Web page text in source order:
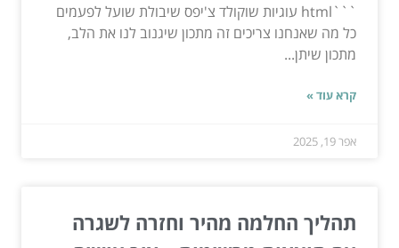
```html עוגיות שוקולד צ'יפס שיבולת שועל לפעמים
כל מה שאנחנו צריכים זה מתכון שיגנוב לנו את הלב,
מתכון שיתן...
קרא עוד »
אפר 19, 2025
תהליך החלמה מהיר וחזרה לשגרה